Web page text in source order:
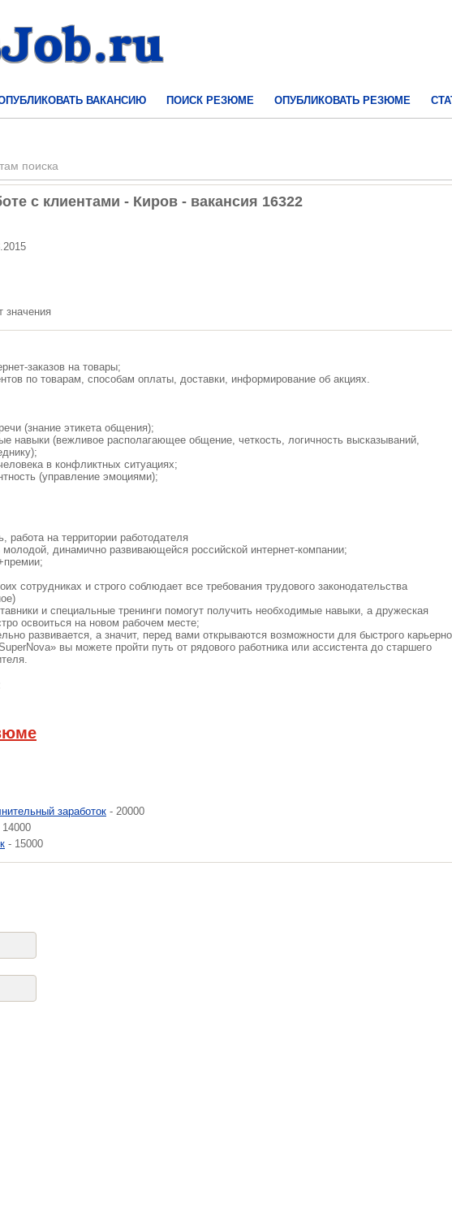
ВАКАНСИЮ ПОИСК РЕЗЮМЕ ОПУБЛИКОВАТЬ РЕЗЮМЕ
поиска
с клиентами - Киров - вакансия 16322
значения
заказов на товары;
по товарам, способам оплаты, доставки, информирование об акциях.
(знание этикета общения);
навыки (вежливое располагающее общение, четкость, логичность высказываний,
в конфликтных ситуациях;
(управление эмоциями);
работа на территории работодателя
динамично развивающейся российской интернет-компании;
сотрудниках и строго соблюдает все требования трудового законодательства
и специальные тренинги помогут получить необходимые навыки, а дружеская
освоиться на новом рабочем месте;
развивается, а значит, перед вами открываются возможности для быстрого
вы можете пройти путь от рядового работника или ассистента до старшего
заработок - 20000
14000
- 15000